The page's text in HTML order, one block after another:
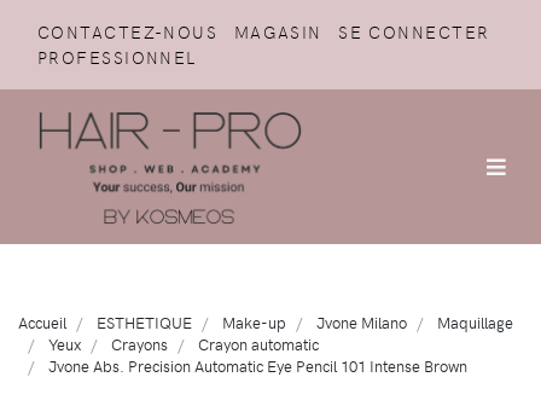
CONTACTEZ-NOUS MAGASIN
SE CONNECTER
PROFESSIONNEL
Accueil ESTHETIQUE Make-up Jvone Milano
Maquillage
Yeux
Crayons
Crayon automatic
Jvone Abs. Precision Automatic Eye Pencil 101 Intense Brown